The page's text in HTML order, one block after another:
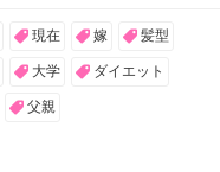
現在 嫁 髪型
大学 ダイエット
父親